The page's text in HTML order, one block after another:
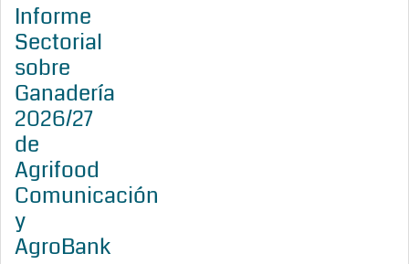
Informe
Sectorial
sobre
Ganadería
2026/27
de
Agrifood
Comunicación
y
AgroBank